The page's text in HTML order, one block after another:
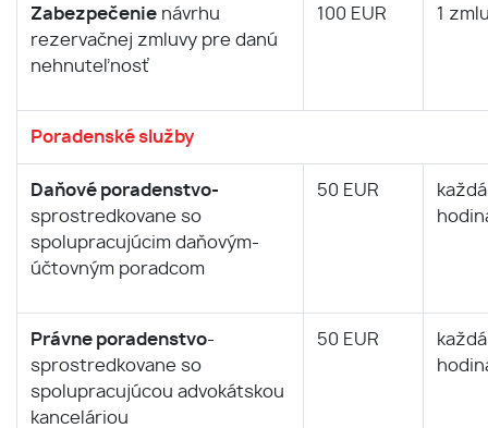
Zabezpečenie návrhu
rezervačnej zmluvy pre danú
nehnuteľnosť
100 EUR 1
Poradenské služby
Daňové poradenstvo-
sprostredkovane so
spolupracujúcim daňovým-
účtovným poradcom
50 EUR
Právne poradenstvo-
sprostredkovane so
spolupracujúcou advokátskou
kanceláriou
50 EUR